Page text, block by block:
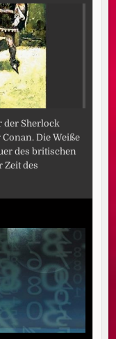
der Sherlock
Die Weiße
des britischen
Zeit des